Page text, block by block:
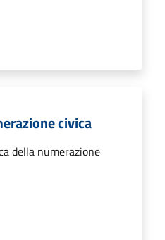
civica
della numerazione